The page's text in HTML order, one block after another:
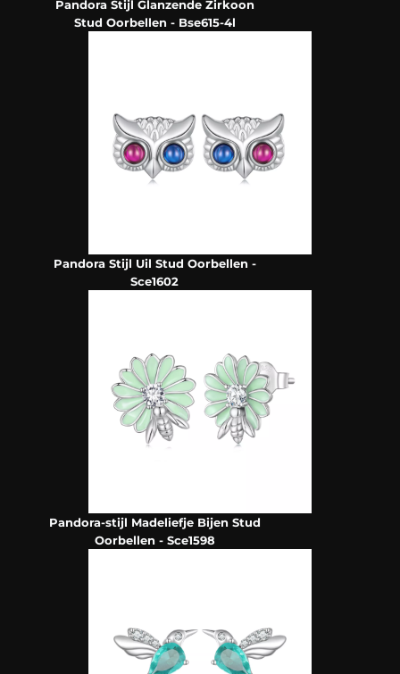
Pandora Stijl Glanzende Zirkoon
Stud Oorbellen - Bse615-4l
Pandora Stijl Uil Stud Oorbellen -
Sce1602
Pandora-stijl Madeliefje Bijen Stud
Oorbellen - Sce1598